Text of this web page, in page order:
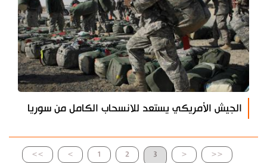
الجيش الأمريكي يستعد للانسحاب الكامل من سوريا
>> > 1 2 3 < <<